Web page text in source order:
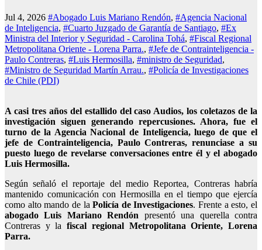
Jul 4, 2026 #Abogado Luis Mariano Rendón, #Agencia Nacional
de Inteligencia, #Cuarto Juzgado de Garantía de Santiago, #Ex
Ministra del Interior y Seguridad - Carolina Tohá, #Fiscal Regional
Metropolitana Oriente - Lorena Parra., #Jefe de Contrainteligencia -
Paulo Contreras, #Luis Hermosilla, #ministro de Seguridad,
#Ministro de Seguridad Martín Arrau., #Policía de Investigaciones
de Chile (PDI)
A casi tres años del estallido del caso Audios, los coletazos de la
investigación siguen generando repercusiones. Ahora, fue el
turno de la Agencia Nacional de Inteligencia, luego de que el
jefe de Contrainteligencia, Paulo Contreras, renunciase a su
puesto luego de revelarse conversaciones entre él y el abogado
Luis Hermosilla.
Según señaló el reportaje del medio Reportea, Contreras habría
mantenido comunicación con Hermosilla en el tiempo que ejercía
como alto mando de laPolicía de Investigaciones. Frente a esto, el
abogado Luis Mariano Rendón presentó una querella contra
Contreras y lafiscal regional Metropolitana Oriente, Lorena
Parra.